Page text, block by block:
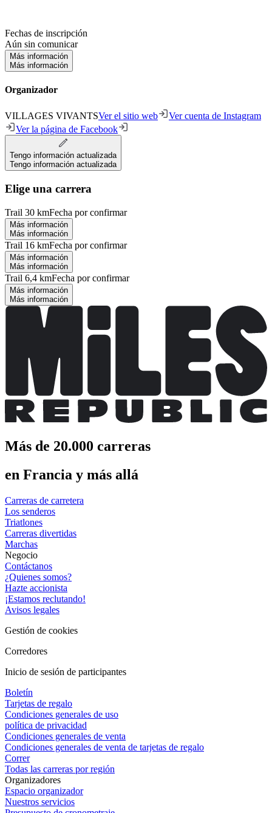
Fechas de inscripción
Aún sin comunicar
Más información
Más información
Organizador
VILLAGES VIVANTSVer el sitio web
Ver cuenta de Instagram
Ver la página de Facebook
Tengo información actualizada
Tengo información actualizada
Elige una carrera
Trail 30 kmFecha por confirmar
Más información
Más información
Trail 16 kmFecha por confirmar
Más información
Más información
Trail 6,4 kmFecha por confirmar
Más información
Más información
Más de 20.000 carreras
en Francia y más allá
Carreras de carretera
Los senderos
Triatlones
Carreras divertidas
Marchas
Negocio
Contáctanos
¿Quienes somos?
Hazte accionista
¡Estamos reclutando!
Avisos legales
Gestión de cookies
Corredores
Inicio de sesión de participantes
Boletín
Tarjetas de regalo
Condiciones generales de uso
política de privacidad
Condiciones generales de venta
Condiciones generales de venta de tarjetas de regalo
Correr
Todas las carreras por región
Organizadores
Espacio organizador
Nuestros servicios